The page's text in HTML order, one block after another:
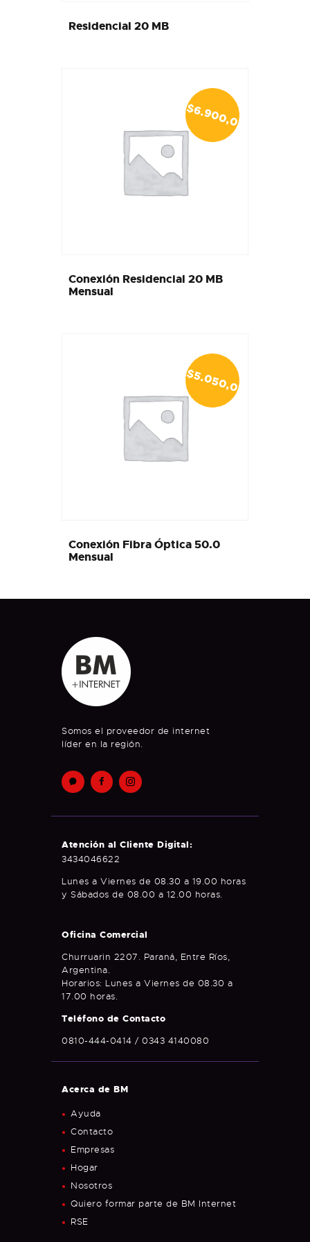
Residencial 20 MB
Conexión Residencial 20 MB
Mensual
$6
.9
0
0
,0
Conexión Fibra Óptica 50.0
Mensual
$5
.0
5
0
,0
Somos el proveedor de internet
líder en la región.
Atención al Cliente Digital:
3434046622
Lunes a Viernes de 08.30 a 19.00 horas
y Sábados de 08.00 a 12.00 horas.
Oficina Comercial
Churruarin 2207. Paraná, Entre Ríos,
Argentina.
Horarios: Lunes a Viernes de 08.30 a
17.00 horas.
Teléfono de Contacto
0810-444-0414 / 0343 4140080
Acerca de BM
Ayuda
Contacto
Empresas
Hogar
Nosotros
Quiero formar parte de BM Internet
RSE